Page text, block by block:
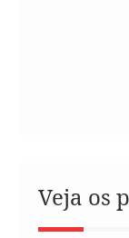
Veja os